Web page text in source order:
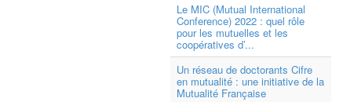
Le MIC (Mutual International
Conference) 2022 : quel rôle
pour les mutuelles et les
coopératives d’...
Un réseau de doctorants Cifre
en mutualité : une initiative de la
Mutualité Française